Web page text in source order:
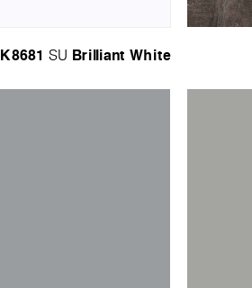
K8681 SU Brilliant White